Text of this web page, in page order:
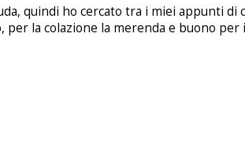
quindi ho cercato tra i miei appunti
la colazione la merenda e buono per